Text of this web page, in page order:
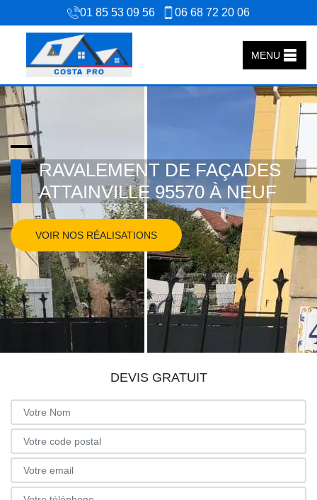
01 85 53 09 56 06 68 72 20 06
MENU
RAVALEMENT DE FAÇADES
ATTAINVILLE 95570 À NEUF
VOIR NOS RÉALISATIONS
DEVIS GRATUIT